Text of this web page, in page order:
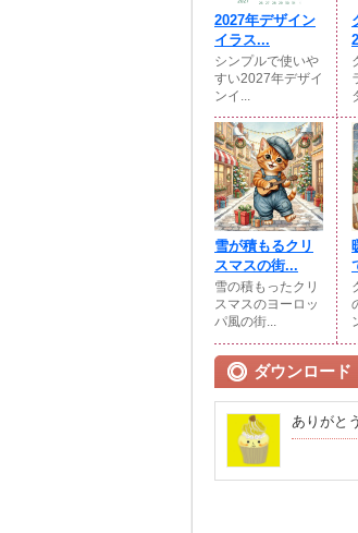
2027年デザイン
イラス...
シンプルで使いや
すい2027年デザイ
ンイ...
雪が積もるクリ
スマスの街...
雪の積もったクリ
スマスのヨーロッ
パ風の街...
ダウンロー
ありがと